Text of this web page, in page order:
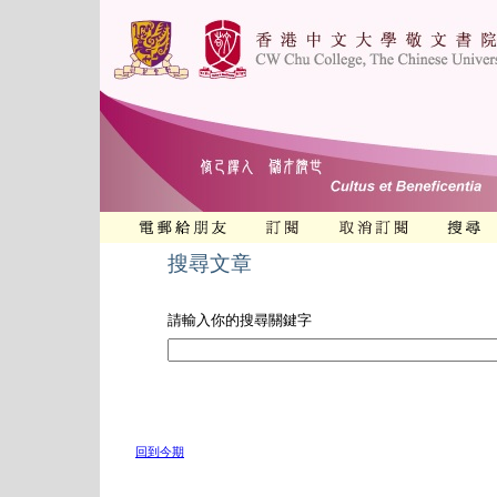
搜尋文章
請輸入你的搜尋關鍵字
回到今期